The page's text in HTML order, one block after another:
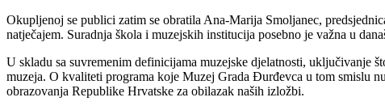
Okupljenoj se publici zatim se obratila Ana-Marija Smoljanec,
natječajem. Suradnja škola i muzejskih institucija posebno je važna u
U skladu sa suvremenim definicijama muzejske djelatnosti, uključivanje
muzeja. O kvaliteti programa koje Muzej Grada Đurđevca u tom smislu
obrazovanja Republike Hrvatske za obilazak naših izložbi.